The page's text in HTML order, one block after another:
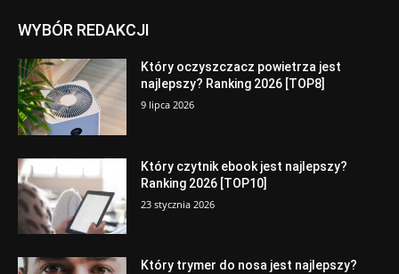
WYBÓR REDAKCJI
Który oczyszczacz powietrza jest
najlepszy? Ranking 2026 [TOP8]
9 lipca 2026
Który czytnik ebook jest najlepszy?
Ranking 2026 [TOP10]
23 stycznia 2026
Który trymer do nosa jest najlepszy?